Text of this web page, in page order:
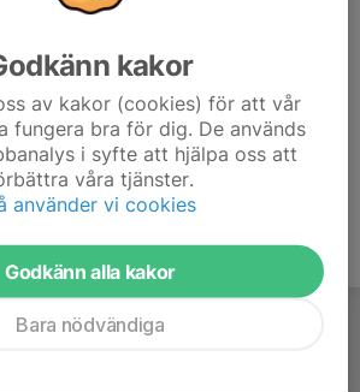
kakor
av kakor (cookies) för att vår
fungera bra för dig. De används
i syfte att hjälpa oss att
våra tjänster.
använder vi cookies
Godkänn alla kakor
Bara nödvändiga